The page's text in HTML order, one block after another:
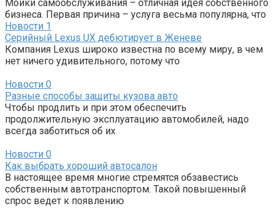
Мойки самообслуживания – отличная идея собственного
бизнеса. Первая причина – услуга весьма популярна, что
Новости 1
Серийный Lexus UX дебютирует в Женеве
Компания Lexus широко известна по всему миру, в чем
нет ничего удивительного, потому что
Новости 0
Разные способы защиты кузова авто
Чтобы продлить и при этом обеспечить
продолжительную эксплуатацию автомобилей, надо
всегда заботиться об их
Новости 0
Как выбрать хороший автосалон
В настоящее время многие стремятся обзавестись
собственным автотранспортом. Такой повышенный
спрос ведет к появлению